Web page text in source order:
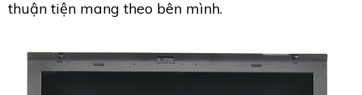
thuận tiện mang theo bên mình.